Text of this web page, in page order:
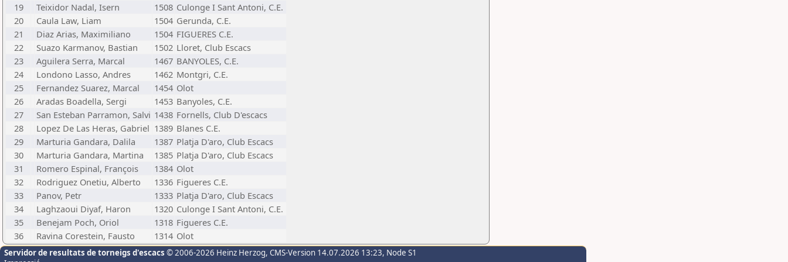
19
Teixidor Nadal, Isern 1508 Culonge I Sant Antoni, C.E.
20
Caula Law, Liam 1504 Gerunda, C.E.
21
Diaz Arias, Maximiliano 1504 FIGUERES C.E.
22
Suazo Karmanov, Bastian 1502 Lloret, Club Escacs
23
Aguilera Serra, Marcal 1467 BANYOLES, C.E.
24
Londono Lasso, Andres 1462 Montgri, C.E.
25
Fernandez Suarez, Marcal 1454 Olot
26
Aradas Boadella, Sergi 1453 Banyoles, C.E.
27
San Esteban Parramon, Salvi 1438 Fornells, Club D'escacs
28
Lopez De Las Heras, Gabriel 1389 Blanes C.E.
29
Marturia Gandara, Dalila 1387 Platja D'aro, Club Escacs
30
Marturia Gandara, Martina 1385 Platja D'aro, Club Escacs
31
Romero Espinal, François 1384 Olot
32
Rodriguez Onetiu, Alberto 1336 Figueres C.E.
33
Panov, Petr 1333 Platja D'aro, Club Escacs
34
Laghzaoui Diyaf, Haron 1320 Culonge I Sant Antoni, C.E.
35
Benejam Poch, Oriol 1318 Figueres C.E.
36
Ravina Corestein, Fausto 1314 Olot
Servidor de resultats de torneigs d'escacs © 2006-2026 Heinz Herzog, CMS-Version 14.07.2026 13:23, Node S1